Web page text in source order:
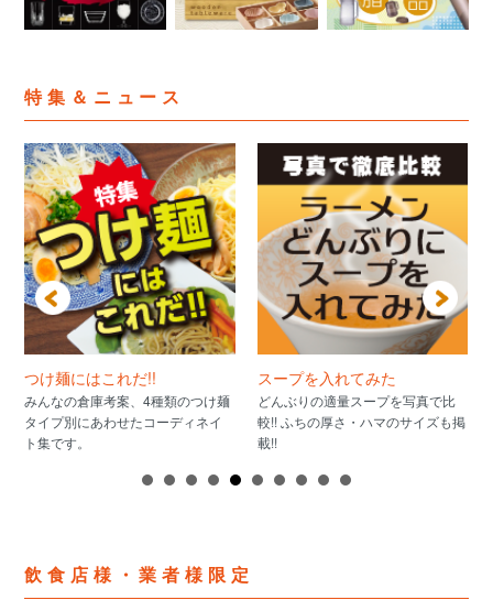
特集＆ニュース
つけ麺にはこれだ!!
みんなの倉庫考案、4種類のつけ麺
タイプ別にあわせたコーディネイ
ト集です。
スープを入れてみた
どんぶりの適量スープを写真で比
較!! ふちの厚さ・ハマのサイズも掲
載!!
飲食店様・業者様限定